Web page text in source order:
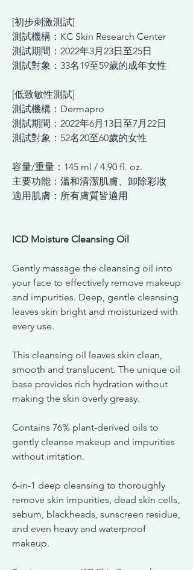
[初步刺激測試]
測試機構：KC Skin Research Center
測試期間：2022年3月23日至25日
測試對象：33名19至59歲的成年女性
[低致敏性測試]
測試機構：Dermapro
測試期間：2022年6月13日至7月22日
測試對象：52名20至60歲的女性
容量/重量：145 ml / 4.90 fl. oz.
主要功能：溫和清潔肌膚、卸除彩妝
適用肌膚：所有膚質皆適用
ICD Moisture Cleansing Oil
Gently massage the cleansing oil into
your face to effectively remove makeup
and impurities. Deep, gentle cleansing
leaves skin bright and moisturized with
every use.
This cleansing oil leaves skin clean,
smooth and translucent. The unique oil
base provides rich hydration without
making the skin overly greasy.
Contains 76% plant-derived oils to
gently cleanse makeup and impurities
without irritation.
6-in-1 deep cleansing to thoroughly
remove skin impurities, dead skin cells,
sebum, blackheads, sunscreen residue,
and even heavy and waterproof
makeup.